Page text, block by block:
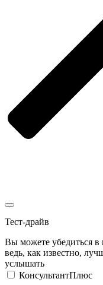
Тест-драйв
Вы можете убедиться в
ведь, как известно,
услышать
КонсультантПлюс